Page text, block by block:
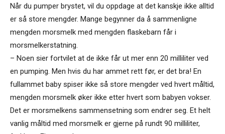
Når du pumper brystet, vil du oppdage at det kanskje ikke alltid
er så store mengder. Mange begynner da å sammenligne
mengden morsmelk med mengden flaskebarn får i
morsmelkerstatning.
– Noen sier fortvilet at de ikke får ut mer enn 20 milliliter ved
en pumping. Men hvis du har ammet rett før, er det bra! En
fullammet baby spiser ikke så store mengder ved hvert måltid,
mengden morsmelk øker ikke etter hvert som babyen vokser.
Det er morsmelkens sammensetning som endrer seg. Et helt
vanlig måltid med morsmelk er gjerne på rundt 90 milliliter,